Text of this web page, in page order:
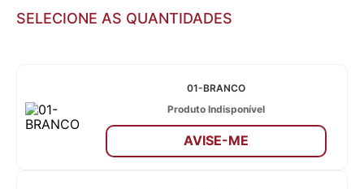
SELECIONE AS QUANTIDADES
01-BRANCO
Produto Indisponível
AVISE-ME